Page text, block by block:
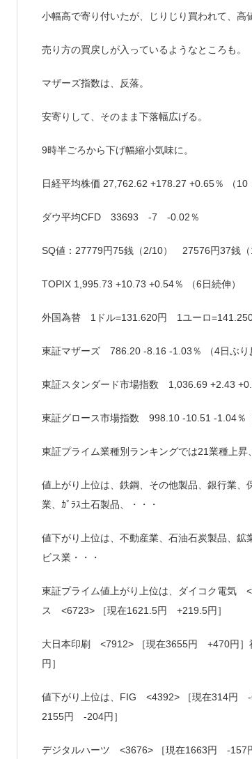
小幅高で寄り付いたが、じりじり買われて、高
売り方の買戻しが入っているようなところも。
マザーズ指数は、反落。
安寄りして、そのまま下落幅広げる。
9時半ごろから下げ幅縮小気味に。
日経平均株価 27,762.62 +178.27 +0.65％ （10
ダウ平均CFD 33693 -7 -0.02％
SQ値：27779円75銭（2/10） 27576円37銭（
TOPIX 1,995.73 +10.73 +0.54％ （6日続伸）
外国為替 1ドル=131.620円 1ユーロ
東証マザーズ 786.20 -8.16 -1.03％ （4日ぶり
東証スタンダード市場指数 1,036.69 +2.43
東証グロース市場指数 998.10 -10.51 -1.04％
東証プライム業種別ランキングでは21業種上昇
値上がり上位は、鉄鋼、その他製品、銀行業、
業、ｶﾞﾗｽ土石製品、・・・
値下がり上位は、不動産業、石油石炭製品、
ビス業・・・
東証プライム値上がり上位は、ダイコク電気
ス <6723> ［現在1621.5円 +219.5円］
大日本印刷 <7912> ［現在3655円 +470円
円］
値下がり上位は、FIG <4392> ［現在314円
2155円 -204円］
デジタルハーツ <3676> ［現在1663円 -157